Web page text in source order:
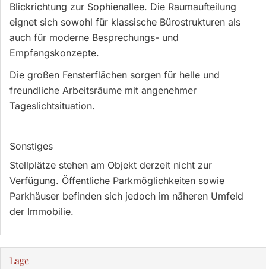
Blickrichtung zur Sophienallee. Die Raumaufteilung
eignet sich sowohl für klassische Bürostrukturen als
auch für moderne Besprechungs- und
Empfangskonzepte.
Die großen Fensterflächen sorgen für helle und
freundliche Arbeitsräume mit angenehmer
Tageslichtsituation.
Sonstiges
Stellplätze stehen am Objekt derzeit nicht zur
Verfügung. Öffentliche Parkmöglichkeiten sowie
Parkhäuser befinden sich jedoch im näheren Umfeld
der Immobilie.
Lage